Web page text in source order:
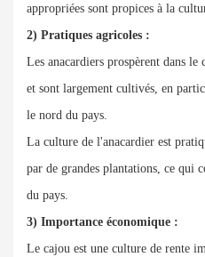
appropriées sont propices à la
2) Pratiques agricoles :
Les anacardiers prospèrent dans
et sont largement cultivés, en
le nord du pays.
La culture de l'anacardier est
par de grandes plantations, ce qui
du pays.
3) Importance économique :
Le cajou est une culture de rente